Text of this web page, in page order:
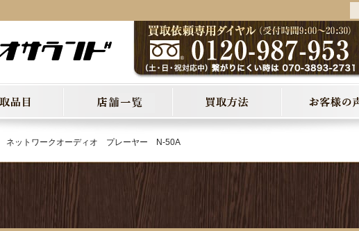
ットワークオーディオ プレーヤー N-50A